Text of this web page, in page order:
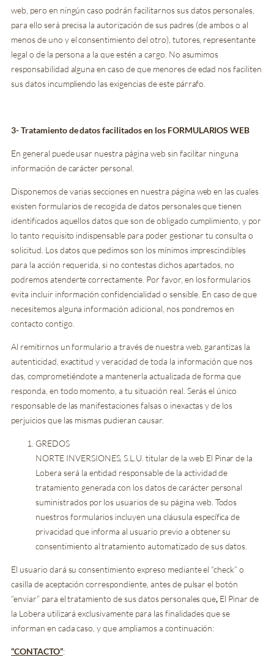
web, pero en ningún caso podrán facilitarnos sus datos personales,
para ello será precisa la autorización de sus padres (de ambos o al
menos de uno y el consentimiento del otro), tutores, representante
legal o de la persona a la que estén a cargo. No asumimos
responsabilidad alguna en caso de que menores de edad nos faciliten
sus datos incumpliendo las exigencias de este párrafo.
3- Tratamiento de datos facilitados en los FORMULARIOS WEB
En general puede usar nuestra página web sin facilitar ninguna
información de carácter personal.
Disponemos de varias secciones en nuestra página web en las cuales
existen formularios de recogida de datos personales que tienen
identificados aquellos datos que son de obligado cumplimiento, y por
lo tanto requisito indispensable para poder gestionar tu consulta o
solicitud. Los datos que pedimos son los mínimos imprescindibles
para la acción requerida, si no contestas dichos apartados, no
podremos atenderte correctamente. Por favor, en los formularios
evita incluir información confidencialidad o sensible. En caso de que
necesitemos alguna información adicional, nos pondremos en
contacto contigo.
Al remitirnos un formulario a través de nuestra web, garantizas la
autenticidad, exactitud y veracidad de toda la información que nos
das, comprometiéndote a mantenerla actualizada de forma que
responda, en todo momento, a tu situación real. Serás el único
responsable de las manifestaciones falsas o inexactas y de los
perjuicios que las mismas pudieran causar.
GREDOS
NORTE INVERSIONES, S.L.U. titular de la web El Pinar de la
Lobera será la entidad responsable de la actividad de
tratamiento generada con los datos de carácter personal
suministrados por los usuarios de su página web. Todos
nuestros formularios incluyen una cláusula específica de
privacidad que informa al usuario previo a obtener su
consentimiento al tratamiento automatizado de sus datos.
El usuario dará su consentimiento expreso mediante el “check” o
casilla de aceptación correspondiente, antes de pulsar el botón
“enviar” para el tratamiento de sus datos personales que, El Pinar de
la Lobera utilizará exclusivamente para las finalidades que se
informan en cada caso, y que ampliamos a continuación:
“CONTACTO”: